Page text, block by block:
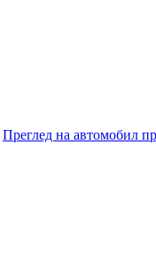
Преглед на автомобил